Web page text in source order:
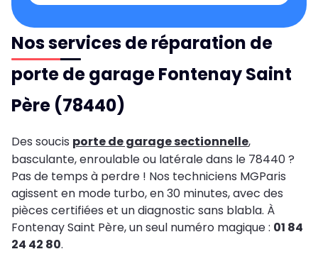
Nos services de réparation de
porte de garage Fontenay Saint
Père (78440)
Des soucis porte de garage sectionnelle,
basculante, enroulable ou latérale dans le 78440 ?
Pas de temps à perdre ! Nos techniciens MGParis
agissent en mode turbo, en 30 minutes, avec des
pièces certifiées et un diagnostic sans blabla. À
Fontenay Saint Père, un seul numéro magique : 01 84
24 42 80.